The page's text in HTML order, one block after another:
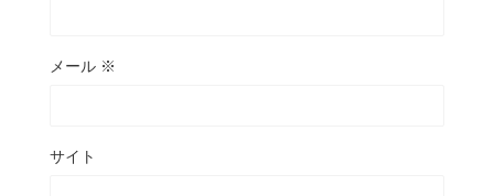
メール ※
サイト